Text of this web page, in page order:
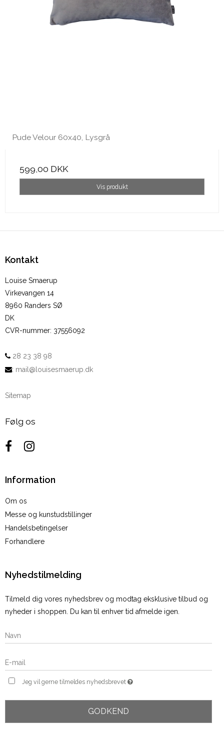
Pude Velour 60x40, Lysgrå
599,00 DKK
Vis produkt
Kontakt
Louise Smaerup
Virkevangen 14
8960 Randers SØ
DK
CVR-nummer: 37556092
28 23 38 98
: mail@louisesmaerup.dk
Sitemap
Følg os
Information
Om os
Messe og kunstudstillinger
Handelsbetingelser
Forhandlere
Nyhedstilmelding
Tilmeld dig vores nyhedsbrev og modtag eksklusive tilbud og
nyheder i shoppen. Du kan til enhver tid afmelde igen.
Jeg vil gerne tilmeldes nyhedsbrevet
GODKEND